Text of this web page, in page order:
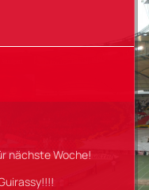
nächste Woche!